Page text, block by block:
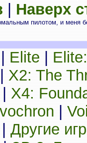
Наверх
пилотом, и меня
Elite
X2: The
X4:
Другие